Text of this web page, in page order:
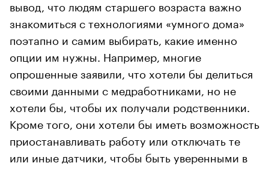
вывод, что людям старшего возраста важно
знакомиться с технологиями «умного дома»
поэтапно и самим выбирать, какие именно
опции им нужны. Например, многие
опрошенные заявили, что хотели бы делиться
своими данными с медработниками, но не
хотели бы, чтобы их получали родственники.
Кроме того, они хотели бы иметь возможность
приостанавливать работу или отключать те
или иные датчики, чтобы быть уверенными в